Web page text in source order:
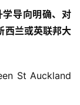
导向明确、对
西兰或英联邦大
St Auckland